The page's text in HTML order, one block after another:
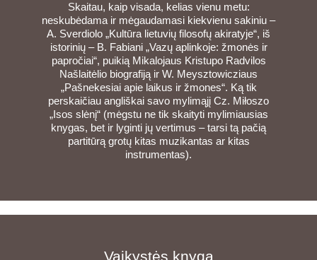
Skaitau, kaip visada, kelias vienu metu:
neskubėdama ir mėgaudamasi kiekvienu sakiniu –
A. Sverdiolo „Kultūra lietuvių filosofų akiratyje“, iš
istorinių – B. Fabiani „Vazų aplinkoje: žmonės ir
papročiai“, puikią Mikalojaus Kristupo Radvilos
Našlaitėlio biografiją ir W. Meysztowicziaus
„Pašnekesiai apie laikus ir žmones“. Ką tik
perskaičiau angliškai savo mylimąjį Cz. Miłoszo
„Isos slėnį“ (mėgstu ne tik skaityti mylimiausias
knygas, bet ir lyginti jų vertimus – tarsi tą pačią
partitūrą grotų kitas muzikantas ar kitas
instrumentas).
Vaikystės knyga